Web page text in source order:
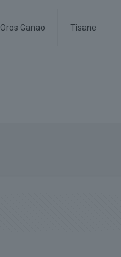
Oros Ganao Tisane